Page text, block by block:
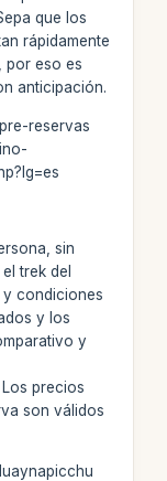
que los
rápidamente
por eso es
anticipación.
reservas
sin
trek del
y condiciones
y los
y
precios
son válidos